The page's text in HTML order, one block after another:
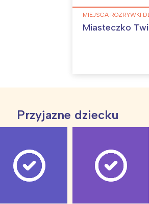
MIEJSCA ROZRYWKI
Miasteczko
Przyjazne dziecku